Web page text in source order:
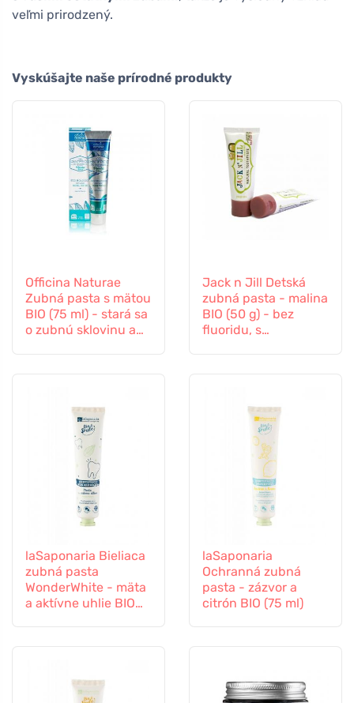
veľmi prirodzený.
Vyskúšajte naše prírodné produkty
Officina Naturae
Zubná pasta s mätou
BIO (75 ml) - stará sa
o zubnú sklovinu a
Jack n Jill Detská
zubná pasta - malina
BIO (50 g) - bez
fluoridu, s
laSaponaria Bieliaca
zubná pasta
WonderWhite - mäta
a aktívne uhlie BIO
laSaponaria
Ochranná zubná
pasta - zázvor a
citrón BIO (75 ml)